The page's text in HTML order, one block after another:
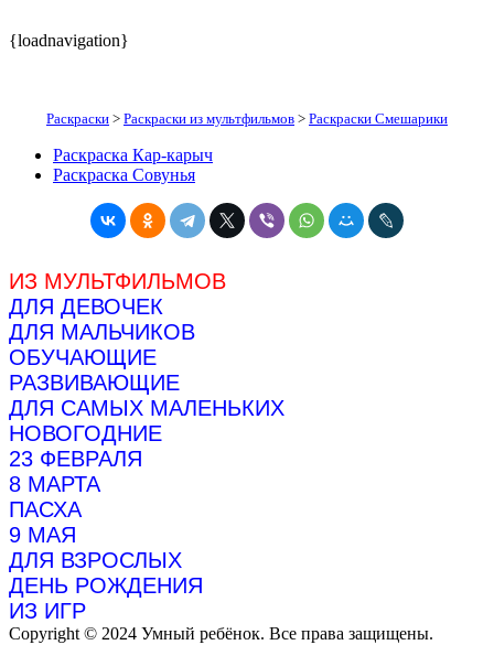
{loadnavigation}
Раскраски > Раскраски из мультфильмов > Раскраски Смешарики
Раскраска Кар-карыч
Раскраска Совунья
ИЗ МУЛЬТФИЛЬМОВ
ДЛЯ ДЕВОЧЕК
ДЛЯ МАЛЬЧИКОВ
ОБУЧАЮЩИЕ
РАЗВИВАЮЩИЕ
ДЛЯ САМЫХ МАЛЕНЬКИХ
НОВОГОДНИЕ
23 ФЕВРАЛЯ
8 МАРТА
ПАСХА
9 МАЯ
ДЛЯ ВЗРОСЛЫХ
ДЕНЬ РОЖДЕНИЯ
ИЗ ИГР
Copyright © 2024 Умный ребёнок. Все права защищены.